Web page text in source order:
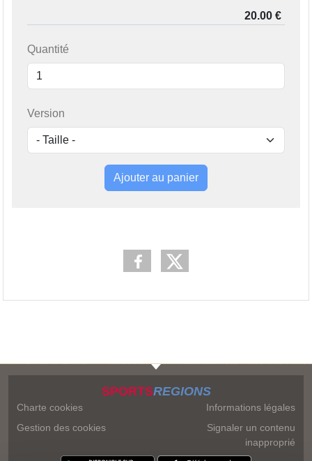
Quantité
Version
Ajouter au panier
SPORTSREGIONS
Charte cookies
Gestion des cookies
Informations légales
Signaler un contenu
inapproprié